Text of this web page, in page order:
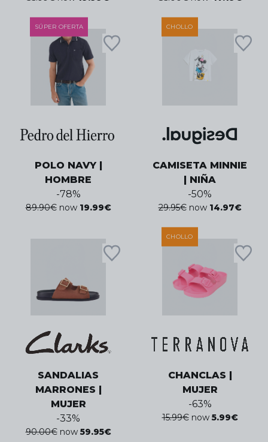
SÚPER OFERTA
POLO NAVY |
HOMBRE
-78%
89.90€ now 19.99€
CHOLLO
CAMISETA MINNIE
| NIÑA
-50%
29.95€ now 14.97€
SANDALIAS
MARRONES |
MUJER
-33%
90.00€ now 59.95€
CHOLLO
CHANCLAS |
MUJER
-63%
15.99€ now 5.99€